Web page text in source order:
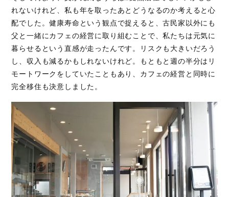
れないけれど、私も年を取ったあとどうなるのか考えると心
配でした。健康寿命という観点で捉えると、古民家以外にも
父と一緒にカフェの経営に取り組むことで、私たちは元気に
暮らせるという直感が走ったんです。リスクも大きいだろう
し、収入も減るかもしれないけれど。もともと週の半分はリ
モートワークをしていたこともあり、カフェの経営と同時に
完全移住も決意しました。